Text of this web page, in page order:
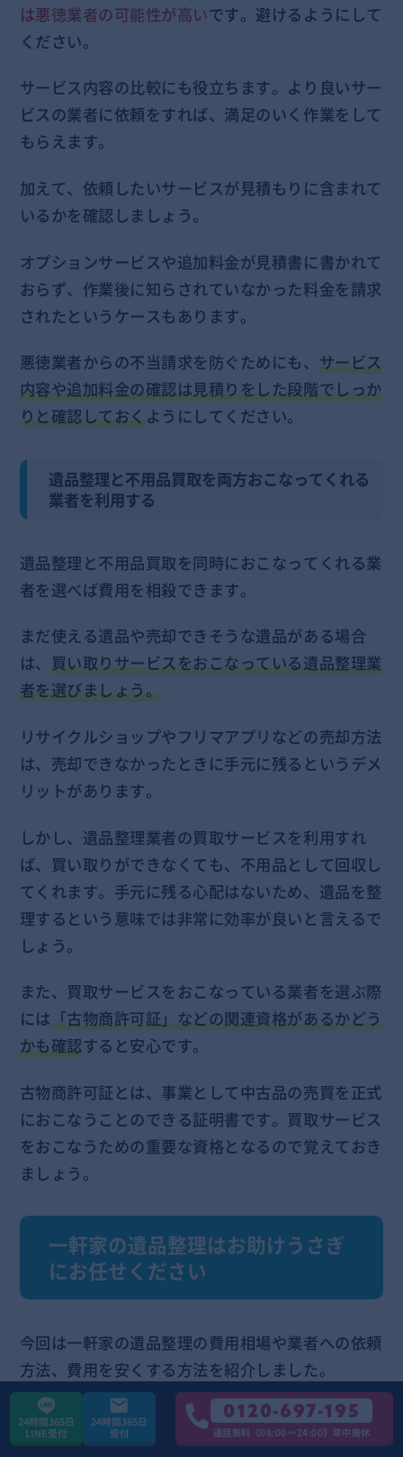
は悪徳業者の可能性が高いです。避けるようにして
ください。
サービス内容の比較にも役立ちます。より良いサー
ビスの業者に依頼をすれば、満足のいく作業をして
もらえます。
加えて、依頼したいサービスが見積もりに含まれて
いるかを確認しましょう。
オプションサービスや追加料金が見積書に書かれて
おらず、作業後に知らされていなかった料金を請求
されたというケースもあります。
悪徳業者からの不当請求を防ぐためにも、 サービス
内容や追加料金の確認は見積りをした段階でしっか
りと確認しておくようにしてください。
遺品整理と不用品買取を両方おこなってくれる
業者を利用する
遺品整理と不用品買取を同時におこなってくれる業
者を選べば費用を相殺できます。
まだ使える遺品や売却できそうな遺品がある場合
は、 買い取りサービスをおこなっている遺品整理業
者を選びましょう。
リサイクルショップやフリマアプリなどの売却方法
は、売却できなかったときに手元に残るというデメ
リットがあります。
しかし、遺品整理業者の買取サービスを利用すれ
ば、買い取りができなくても、不用品として回収し
てくれます。手元に残る心配はないため、遺品を整
理するという意味では非常に効率が良いと言えるで
しょう。
また、買取サービスをおこなっている業者を選ぶ際
には「古物商許可証」などの関連資格があるかどう
かも確認すると安心です。
古物商許可証とは、事業として中古品の売買を正式
におこなうことのできる証明書です。買取サービス
をおこなうための重要な資格となるので覚えておき
ましょう。
一軒家の遺品整理はお助けうさぎ
にお任せください
今回は一軒家の遺品整理の費用相場や業者への依頼
方法、費用を安くする方法を紹介しました。
遺品整理は精神的に負担がかかります。手間や時間
だけでなく、精神的負担もふまえて計画を立てまし
24時間365日
LINE受付
24時間365日
受付
0120-697-195
通話無料《08:00〜24:00》年中無休